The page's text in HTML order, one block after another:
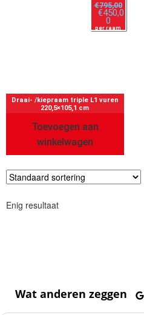
Draai- /kiepraam triple L1 vuren
220,5×105,1 cm
€795,00
€450,0
0
per raam
Toevoegen aan
winkelwagen
Enig resultaat
Wat anderen zeggen